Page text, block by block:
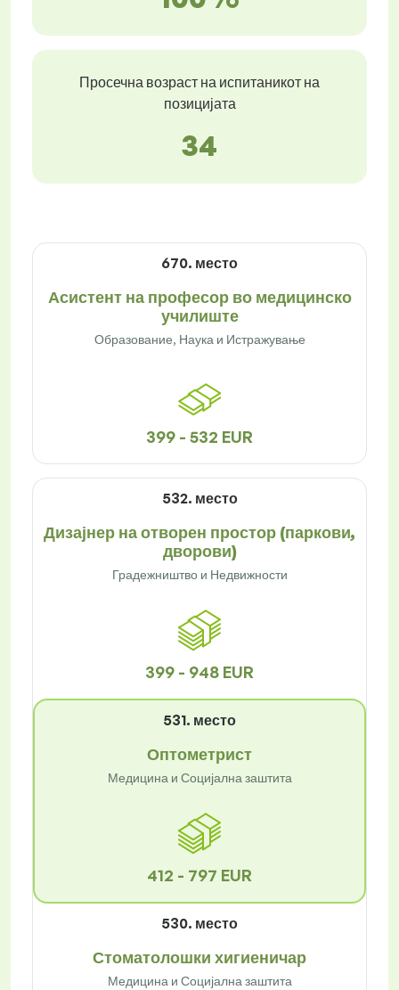
Просечна возраст на испитаникот на
позицијата
34
670. место
Асистент на професор во медицинско
училиште
Образование, Наука и Истражување
399 - 532 EUR
532. место
Дизајнер на отворен простор (паркови,
дворови)
Градежништво и Недвижности
399 - 948 EUR
531. место
Оптометрист
Медицина и Социјална заштита
412 - 797 EUR
530. место
Стоматолошки хигиеничар
Медицина и Социјална заштита